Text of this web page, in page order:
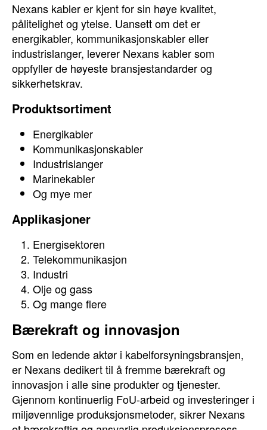
Nexans kabler er kjent for sin høye kvalitet,
pålitelighet og ytelse. Uansett om det er
energikabler, kommunikasjonskabler eller
industrislanger, leverer Nexans kabler som
oppfyller de høyeste bransjestandarder og
sikkerhetskrav.
Produktsortiment
Energikabler
Kommunikasjonskabler
Industrislanger
Marinekabler
Og mye mer
Applikasjoner
Energisektoren
Telekommunikasjon
Industri
Olje og gass
Og mange flere
Bærekraft og innovasjon
Som en ledende aktør i kabelforsyningsbransjen,
er Nexans dedikert til å fremme bærekraft og
innovasjon i alle sine produkter og tjenester.
Gjennom kontinuerlig FoU-arbeid og investeringer i
miljøvennlige produksjonsmetoder, sikrer Nexans